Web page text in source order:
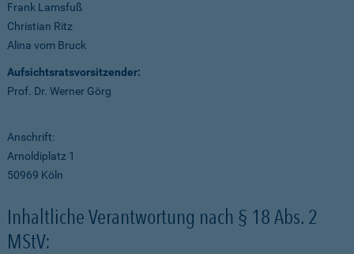
Frank Lamsfuß
Christian Ritz
Alina vom Bruck
Aufsichtsratsvorsitzender:
Prof. Dr. Werner Görg
Anschrift:
Arnoldiplatz 1
50969 Köln
Inhaltliche Verantwortung nach § 18 Abs. 2
MStV: